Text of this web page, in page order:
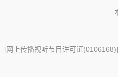
[网上传播视听节目许可证(0106168)